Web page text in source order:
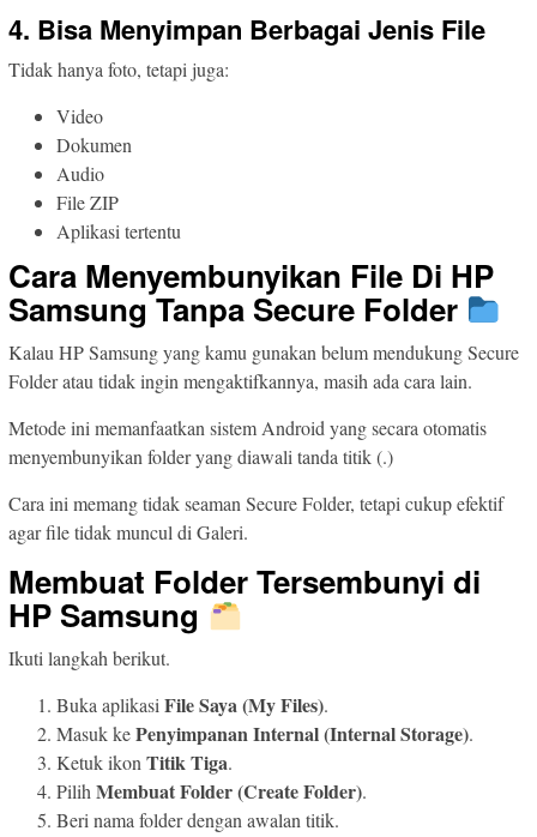
4. Bisa Menyimpan Berbagai Jenis File
Tidak hanya foto, tetapi juga:
Video
Dokumen
Audio
File ZIP
Aplikasi tertentu
Cara Menyembunyikan File Di HP
Samsung Tanpa Secure Folder
Kalau HP Samsung yang kamu gunakan belum mendukung Secure
Folder atau tidak ingin mengaktifkannya, masih ada cara lain.
Metode ini memanfaatkan sistem Android yang secara otomatis
menyembunyikan folder yang diawali tanda titik (.)
Cara ini memang tidak seaman Secure Folder, tetapi cukup efektif
agar file tidak muncul di Galeri.
Membuat Folder Tersembunyi di
HP Samsung
Ikuti langkah berikut.
Buka aplikasi File Saya (My Files).
Masuk kePenyimpanan Internal (Internal Storage).
Ketuk ikon Titik Tiga.
Pilih Membuat Folder (Create Folder).
Beri nama folder dengan awalan titik.